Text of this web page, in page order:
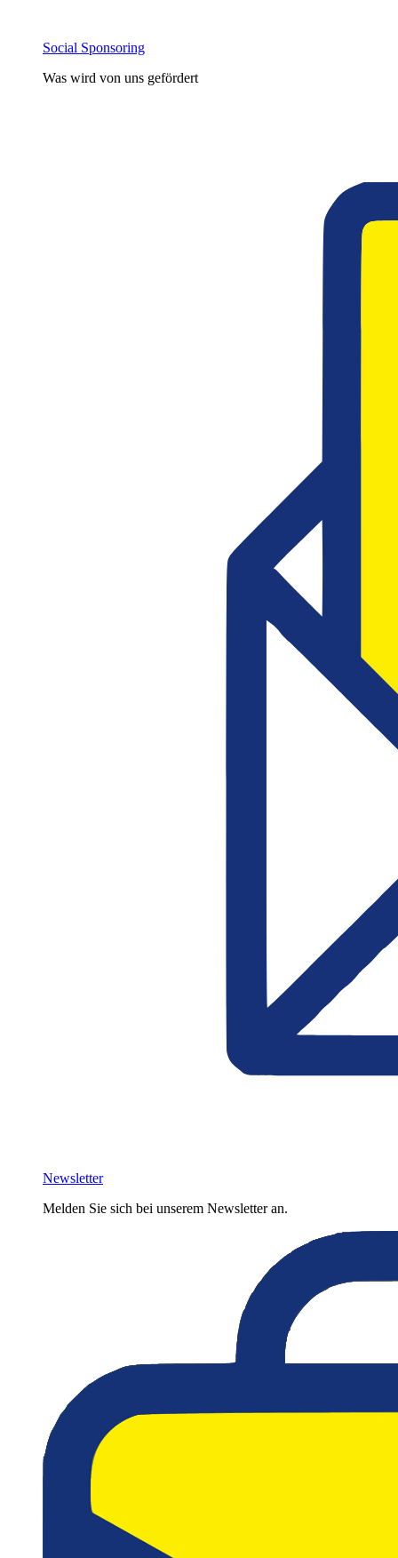
Social Sponsoring
Was wird von uns gefördert
Newsletter
Melden Sie sich bei unserem Newsletter an.